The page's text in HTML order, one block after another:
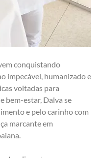
conquistando
impecável, humanizado e
voltadas para
bem-estar, Dalva se
e pelo carinho com
marcante em